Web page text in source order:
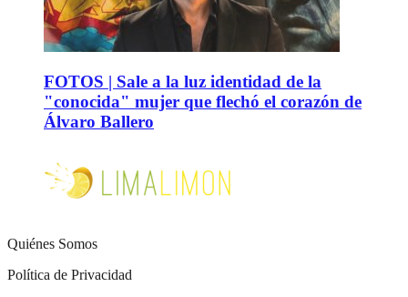
FOTOS | Sale a la luz identidad de la
"conocida" mujer que flechó el corazón de
Álvaro Ballero
Quiénes Somos
Política de Privacidad